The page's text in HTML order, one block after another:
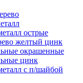
острые
желтый цинк
окрашенные
цинк
с п/шайбой